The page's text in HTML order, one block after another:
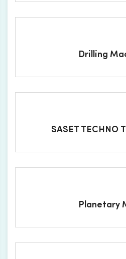
Drilling
SASET TECHNO
Planetary